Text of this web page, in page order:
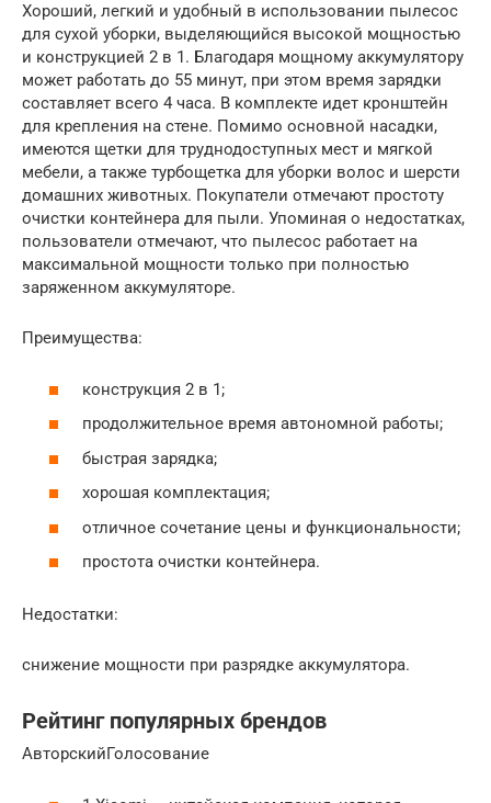
Хороший, легкий и удобный в использовании пылесос
для сухой уборки, выделяющийся высокой мощностью
и конструкцией 2 в 1. Благодаря мощному аккумулятору
может работать до 55 минут, при этом время зарядки
составляет всего 4 часа. В комплекте идет кронштейн
для крепления на стене. Помимо основной насадки,
имеются щетки для труднодоступных мест и мягкой
мебели, а также турбощетка для уборки волос и шерсти
домашних животных. Покупатели отмечают простоту
очистки контейнера для пыли. Упоминая о недостатках,
пользователи отмечают, что пылесос работает на
максимальной мощности только при полностью
заряженном аккумуляторе.
Преимущества:
конструкция 2 в 1;
продолжительное время автономной работы;
быстрая зарядка;
хорошая комплектация;
отличное сочетание цены и функциональности;
простота очистки контейнера.
Недостатки:
снижение мощности при разрядке аккумулятора.
Рейтинг популярных брендов
АвторскийГолосование